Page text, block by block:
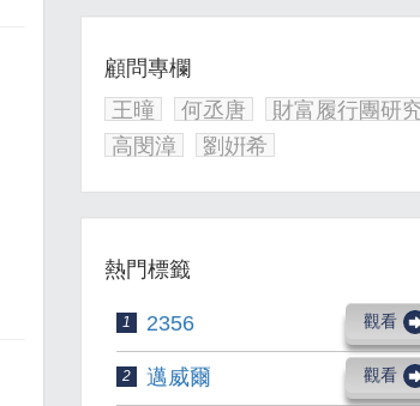
顧問專欄
王曈
何丞唐
財富履行團研
高閔漳
劉姸希
熱門標籤
1 2356 觀看
2 邁威爾 觀看